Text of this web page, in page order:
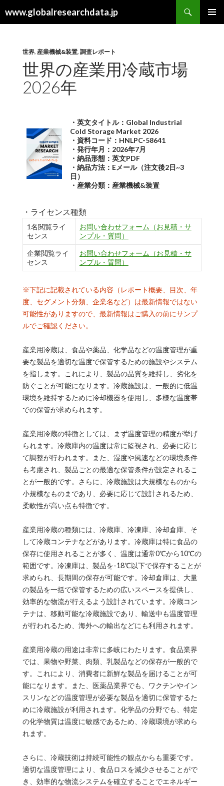
www.globalresearchdata.jp
索
世界, 産業機械&装置, 調査レポート
世界の産業用冷蔵市場
2026年
・英文タイトル：Global Industrial
Cold Storage Market 2026
・資料コード：HNLPC-58641
・発行年月：2026年7月
・納品形態：英文PDF
・納品方法：Eメール（注文後2日~3
日）
・産業分類：産業機械&装置
・ライセンス種類
1名閲覧ライ
センス
お問い合わせフォーム（お見積・サ
ンプル・質問）
企業閲覧ライ
センス
お問い合わせフォーム（お見積・サ
ンプル・質問）
※下記に記載されている内容（レポート概要、目次、年
度、セグメント分類、企業名など）は最新情報ではない
可能性がありますので、最新情報はご購入の前にサンプ
ルでご確認ください。
産業用冷蔵は、食品や薬品、化学品などの温度管理が重
要な製品を適切な温度で保管するための施設やシステム
を指します。これにより、製品の品質を維持し、劣化を
防ぐことが可能になります。冷蔵施設は、一般的に低温
環境を維持するために冷却機器を使用し、多様な温度帯
での保管が求められます。
産業用冷蔵の特徴としては、まず温度管理の精度が挙げ
られます。冷蔵庫内の温度は常に監視され、必要に応じ
て調整が行われます。また、湿度や風速などの環境条件
も考慮され、製品ごとの最適な保管条件が設定されるこ
とが一般的です。さらに、冷蔵施設は大規模なものから
小規模なものまであり、必要に応じて設計されるため、
柔軟性が高い点も特徴です。
産業用冷蔵の種類には、冷蔵庫、冷凍庫、冷却倉庫、そ
して冷蔵コンテナなどがあります。冷蔵庫は特に食品の
保存に使用されることが多く、温度は通常0℃から10℃の
範囲です。冷凍庫は、製品を-18℃以下で保存することが
求められ、長期間の保存が可能です。冷却倉庫は、大量
の製品を一括で保管するための広いスペースを提供し、
効率的な物流が行えるよう設計されています。冷蔵コン
テナは、移動可能な冷蔵施設であり、輸送中も温度管理
が行われるため、海外への輸出などにも利用されます。
産業用冷蔵の用途は非常に多岐にわたります。食品業界
では、果物や野菜、肉類、乳製品などの保存が一般的で
す。これにより、消費者に新鮮な製品を届けることが可
能になります。また、医薬品業界でも、ワクチンやイン
スリンなどの温度管理が必要な製品を適切に保管するた
めに冷蔵施設が利用されます。化学品の分野でも、特定
の化学物質は温度に敏感であるため、冷蔵環境が求めら
れます。
さらに、冷蔵技術は持続可能性の観点からも重要です。
適切な温度管理により、食品ロスを減少させることがで
き、効率的な物流システムを確立することでエネルギー